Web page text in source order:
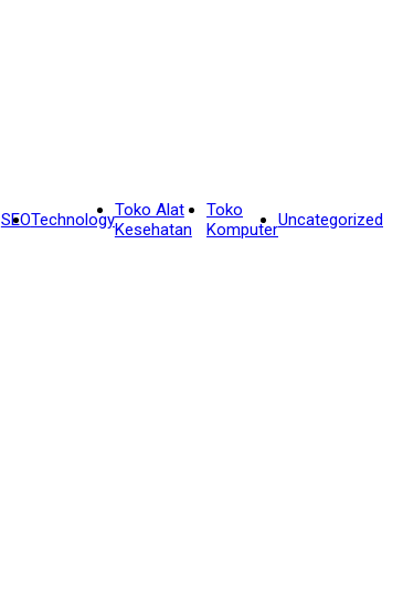
SEOTechnologyToko Alat
Kesehatan
Toko
KomputerUncategorized